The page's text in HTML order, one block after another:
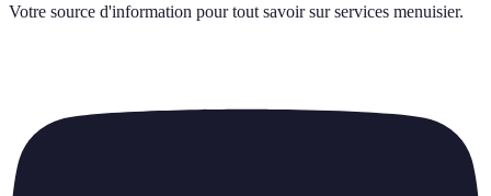
Votre source d'information pour tout savoir sur services menuisier.